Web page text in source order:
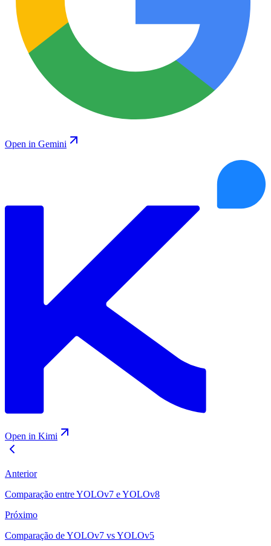
Open in Gemini
Open in Kimi
Anterior
Comparação entre YOLOv7 e YOLOv8
Próximo
Comparação de YOLOv7 vs YOLOv5